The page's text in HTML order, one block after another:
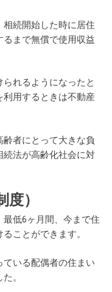
続開始した時に居住
るまで無償で使用収益
れるようになったと
用するときは不動産
者にとって大きな負
法が高齢化社会に対
）
低6ヶ月間、今まで住
ことができます。
いる配偶者の住まい
。